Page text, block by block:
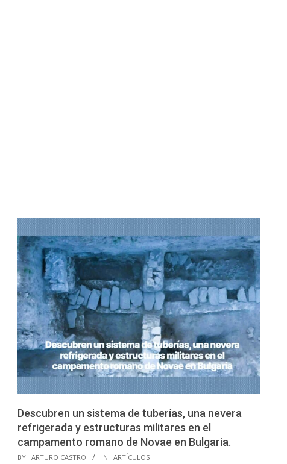
Descubren un sistema de tuberías, una nevera
refrigerada y estructuras militares en el
campamento romano de Novae en Bulgaria.
2023-
BY: ARTURO CASTRO IN: ARTÍCULOS